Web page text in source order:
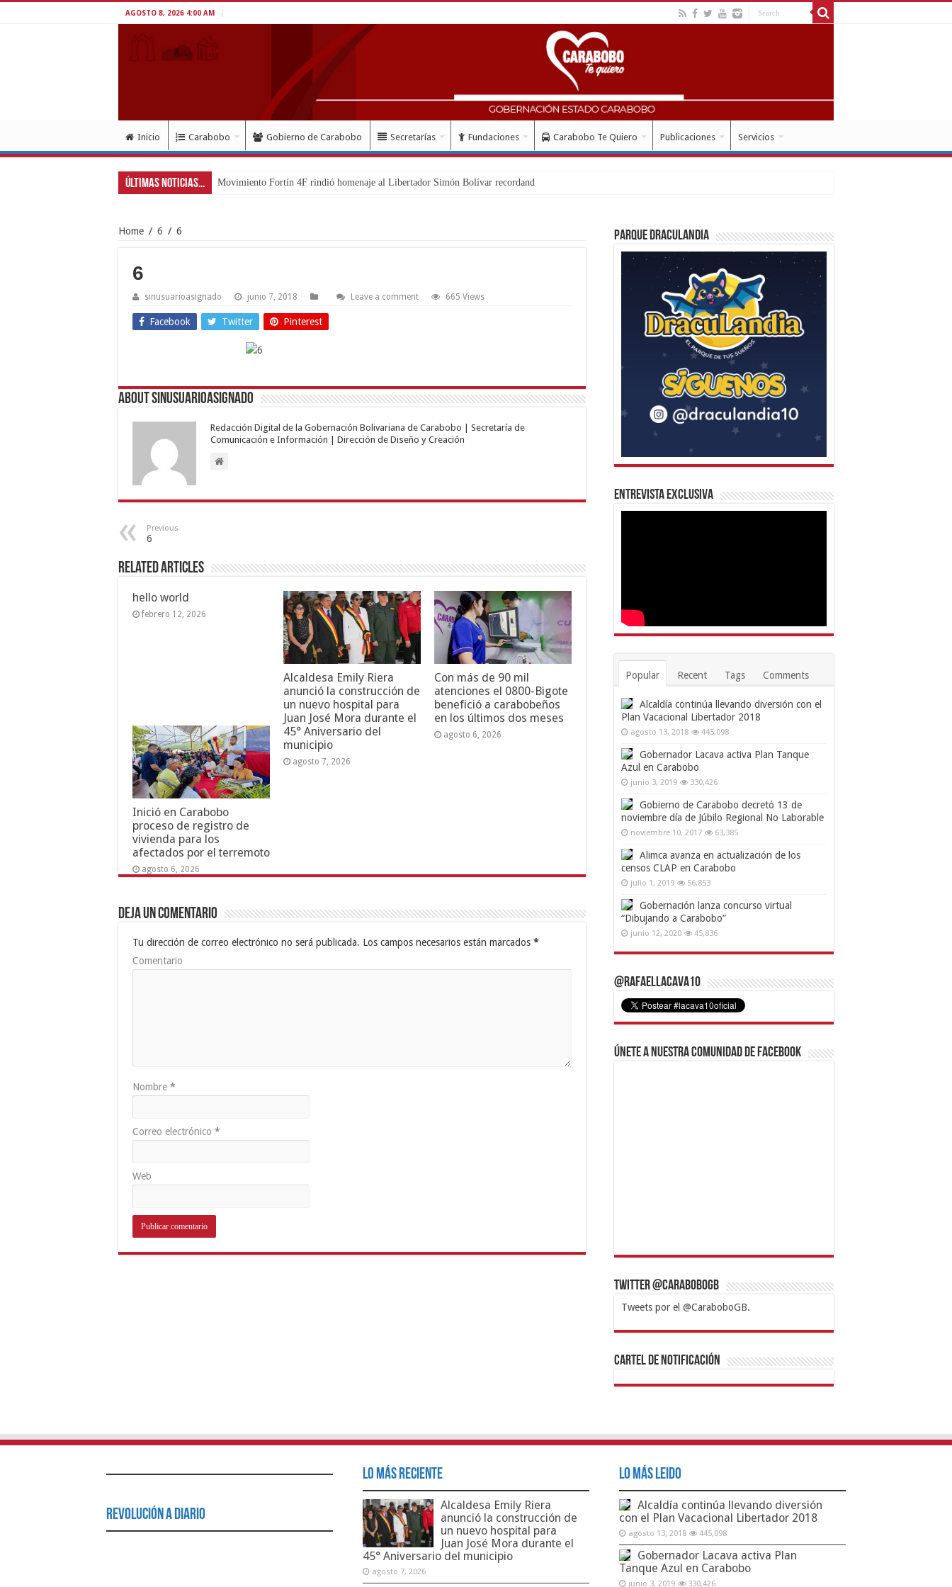
AGOSTO 8, 2026 4:00 AM
Inicio Carabobo Gobierno de Carabobo Secretarías Fundaciones Carabobo Te Quiero Publicaciones Servicios
Últimas Noticias... Movimiento Fortín 4F rindió homenaje al Libertador Simón Bolívar recordando su gesta emanc
Home / 6 / 6
6
sinusuarioasignado junio 7, 2018 Leave a comment 665 Views
Facebook Twitter Pinterest
About sinusuarioasignado
Redacción Digital de la Gobernación Bolivariana de Carabobo | Secretaría de
Comunicación e Información | Dirección de Diseño y Creación
Previous
6
Related Articles
hello world
febrero 12, 2026
Alcaldesa Emily Riera
anunció la construcción de
un nuevo hospital para
Juan José Mora durante el
45° Aniversario del
municipio
agosto 7, 2026
Con más de 90 mil
atenciones el 0800-Bigote
benefició a carabobeños
en los últimos dos meses
agosto 6, 2026
Inició en Carabobo
proceso de registro de
vivienda para los
afectados por el terremoto
agosto 6, 2026
Deja un comentario
Tu dirección de correo electrónico no será publicada. Los campos necesarios están marcados *
Comentario
Nombre *
Correo electrónico *
Web
Parque Draculandia
Entrevista Exclusiva
Popular Recent Tags Comments
Alcaldía continúa llevando diversión con el
Plan Vacacional Libertador 2018
agosto 13, 2018 445,098
Gobernador Lacava activa Plan Tanque
Azul en Carabobo
junio 3, 2019 330,426
Gobierno de Carabobo decretó 13 de
noviembre día de Júbilo Regional No Laborable
noviembre 10, 2017 63,385
Alimca avanza en actualización de los
censos CLAP en Carabobo
julio 1, 2019 56,853
Gobernación lanza concurso virtual
“Dibujando a Carabobo”
junio 12, 2020 45,836
@RafaelLacava10
Únete a nuestra comunidad de Facebook
Twitter @CaraboboGB
Tweets por el @CaraboboGB.
1xbetBetturkeyBetistKralbetSupertotobetTipobet
https://mvbcasino.com/
Cartel de Notificación
Revolución a Diario
Lo Más Reciente
Alcaldesa Emily Riera
anunció la construcción de
un nuevo hospital para
Juan José Mora durante el
45° Aniversario del municipio
agosto 7, 2026
Lo Más Leido
Alcaldía continúa llevando diversión
con el Plan Vacacional Libertador 2018
agosto 13, 2018 445,098
Gobernador Lacava activa Plan
Tanque Azul en Carabobo
junio 3, 2019 330,426